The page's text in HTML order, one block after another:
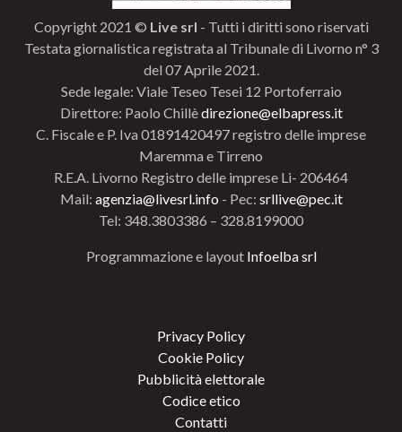
Copyright 2021 © Live srl - Tutti i diritti sono riservati
Testata giornalistica registrata al Tribunale di Livorno n° 3
del 07 Aprile 2021.
Sede legale: Viale Teseo Tesei 12 Portoferraio
Direttore: Paolo Chillèdirezione@elbapress.it
C. Fiscale e P. Iva 01891420497 registro delle imprese
Maremma e Tirreno
R.E.A. Livorno Registro delle imprese Li- 206464
Mail: agenzia@livesrl.info - Pec: srllive@pec.it
Tel: 348.3803386 – 328.8199000
Programmazione e layout Infoelba srl
Privacy Policy
Cookie Policy
Pubblicità elettorale
Codice etico
Contatti